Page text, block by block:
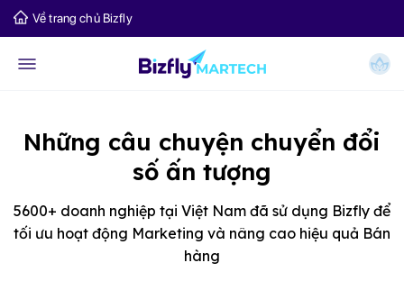
Về trang chủ Bizfly
Những câu chuyện chuyển đổi
số ấn tượng
5600+ doanh nghiệp tại Việt Nam đã sử dụng Bizfly để
tối ưu hoạt động Marketing và nâng cao hiệu quả Bán
hàng